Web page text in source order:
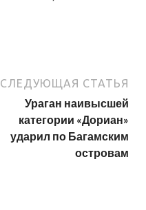
СЛЕДУЮЩАЯ СТАТЬЯ
Ураган наивысшей
категории «Дориан»
ударил по Багамским
островам